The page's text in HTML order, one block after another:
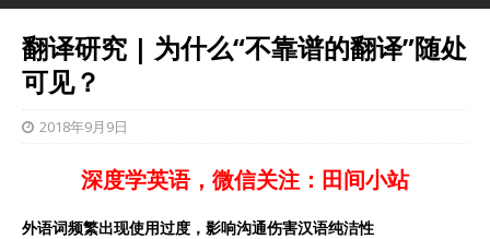
翻译研究 | 为什么“不靠谱的翻译”随处
可见？
2018年9月9日
深度学英语，微信关注：田间小站
外语词频繁出现使用过度，影响沟通伤害汉语纯洁性